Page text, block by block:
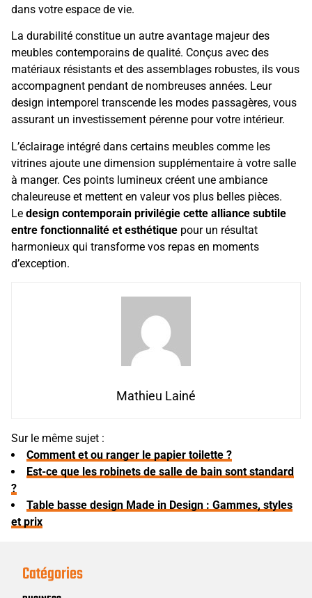
dans votre espace de vie.
La durabilité constitue un autre avantage majeur des
meubles contemporains de qualité. Conçus avec des
matériaux résistants et des assemblages robustes, ils vous
accompagnent pendant de nombreuses années. Leur
design intemporel transcende les modes passagères, vous
assurant un investissement pérenne pour votre intérieur.
L’éclairage intégré dans certains meubles comme les
vitrines ajoute une dimension supplémentaire à votre salle
à manger. Ces points lumineux créent une ambiance
chaleureuse et mettent en valeur vos plus belles pièces.
Le design contemporain privilégie cette alliance subtile
entre fonctionnalité et esthétique pour un résultat
harmonieux qui transforme vos repas en moments
d’exception.
Mathieu Lainé
Sur le même sujet :
Comment et ou ranger le papier toilette ?
Est-ce que les robinets de salle de bain sont standard
?
Table basse design Made in Design : Gammes, styles
et prix
Catégories